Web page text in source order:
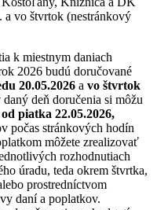
a vo štvrtok (nestránkový
k miestnym daniach
2026 budú doručované
20.05.2026 a vo štvrtok
deň doručenia si môžu
od piatka 22.05.2026,
počas stránkových hodín
môžete zrealizovať
rozhodnutiach
úradu, teda okrem štvrtka,
prostredníctvom
daní a poplatkov.